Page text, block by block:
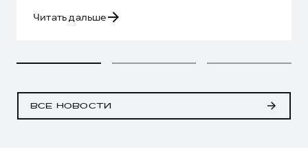
Читать дальше
ВСЕ НОВОСТИ